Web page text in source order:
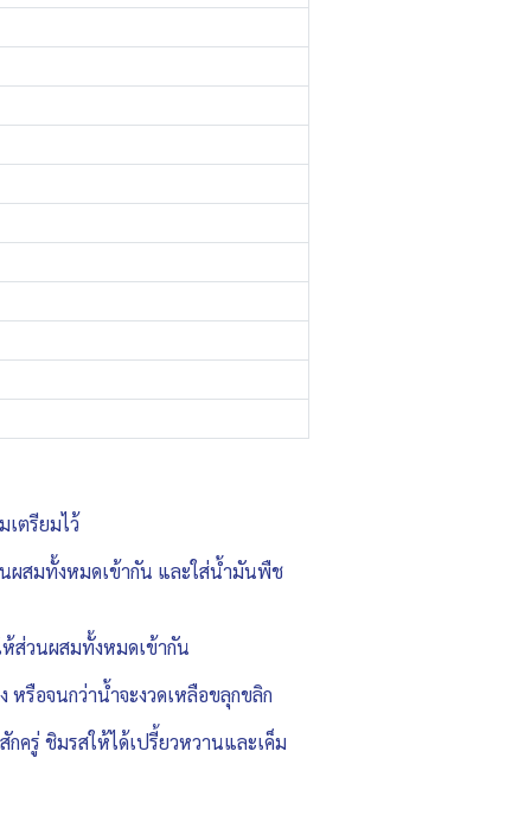
ตรียมไว้
นผสมทั้งหมดเข้ากัน และใส่น้ำมันพืช
ห้ส่วนผสมทั้งหมดเข้ากัน
รือจนกว่าน้ำจะงวดเหลือขลุกขลิก
ครู่ ชิมรสให้ได้เปรี้ยวหวานและเค็ม